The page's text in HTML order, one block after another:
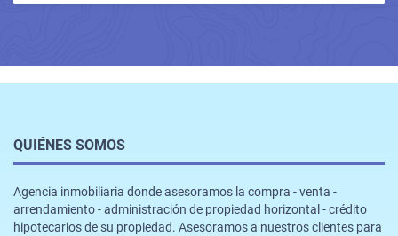
QUIÉNES SOMOS
Agencia inmobiliaria donde asesoramos la compra - venta -
arrendamiento - administración de propiedad horizontal - crédito
hipotecarios de su propiedad. Asesoramos a nuestros clientes para